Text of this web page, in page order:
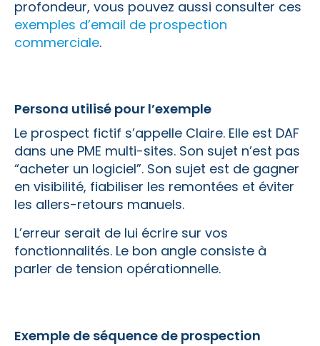
profondeur, vous pouvez aussi consulter ces
exemples d’email de prospection
commerciale.
Persona utilisé pour l’exemple
Le prospect fictif s’appelle Claire. Elle est DAF
dans une PME multi-sites. Son sujet n’est pas
“acheter un logiciel”. Son sujet est de gagner
en visibilité, fiabiliser les remontées et éviter
les allers-retours manuels.
L’erreur serait de lui écrire sur vos
fonctionnalités. Le bon angle consiste à
parler de tension opérationnelle.
Exemple de séquence de prospection